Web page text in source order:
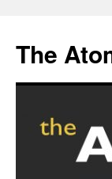
content
The